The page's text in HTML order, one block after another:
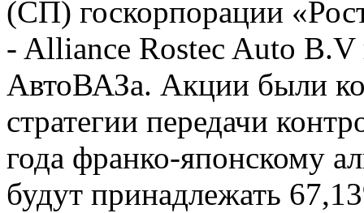
(СП) госкорпорации
- Alliance Rostec Auto
АвтоВАЗа. Акции были
стратегии передачи
года франко-японскому
будут принадлежать